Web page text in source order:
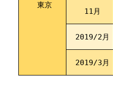
東京
11月
2019/2月
2019/3月